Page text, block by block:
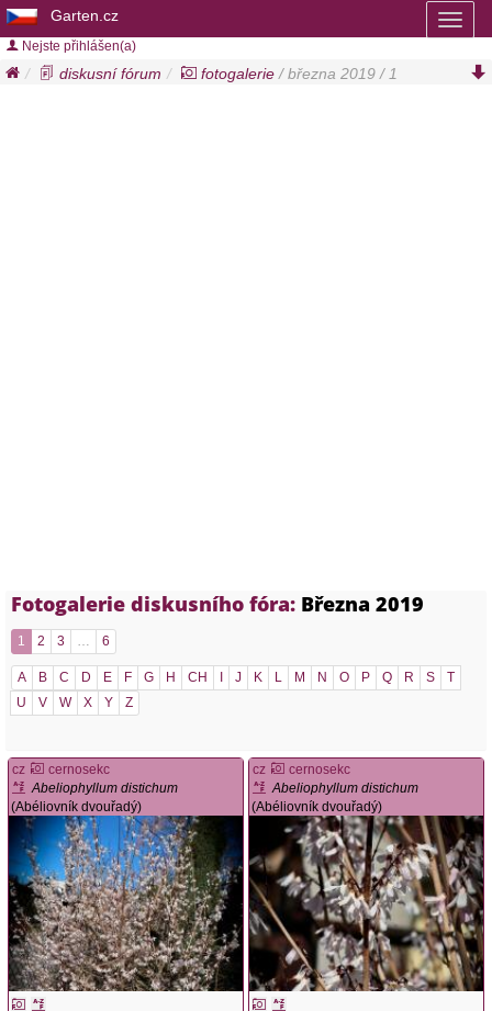
Garten.cz
Nejste přihlášen(a)
diskusní fórum fotogalerie / března 2019 / 1
Fotogalerie diskusního fóra: Března 2019
1 2 3 … 6
A B C D E F G H CH J K L M N O P Q R S
T
U
V W X Y Z
cz
cernosekc
Abeliophyllum distichum
(Abéliovník dvouřadý)
cz
cernosekc
Abeliophyllum distichum
(Abéliovník dvouřadý)